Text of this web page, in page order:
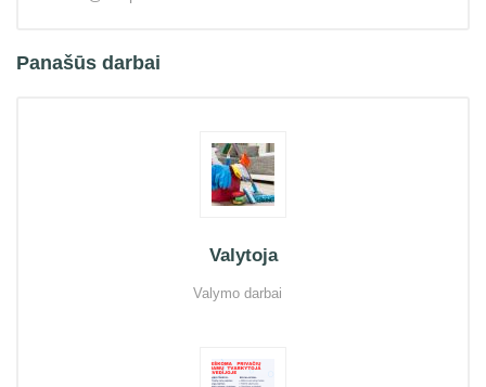
Panašūs darbai
Valytoja
Valymo darbai